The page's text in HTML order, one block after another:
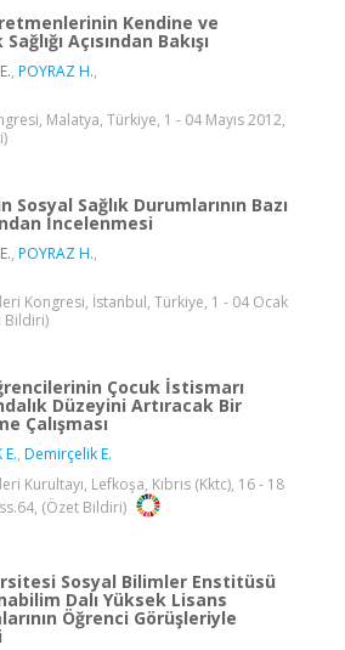
Kendine ve
Açısından Bakışı
, POYRAZ H.,
Malatya, Türkiye, 1 - 04 Mayıs 2012,
Sağlık Durumlarının Bazı
İncelenmesi
, POYRAZ H.,
Kongresi, İstanbul, Türkiye, 1 - 04 Ocak
Bildiri)
Çocuk İstismarı
Düzeyini Artıracak Bir
Çalışması
E., Demirçelik E.
Kurultayı, Lefkoşa, Kıbrıs (Kktc), 16 - 18
(Özet Bildiri)
Sosyal Bilimler Enstitüsü
Dalı Yüksek Lisans
Öğrenci Görüşleriyle